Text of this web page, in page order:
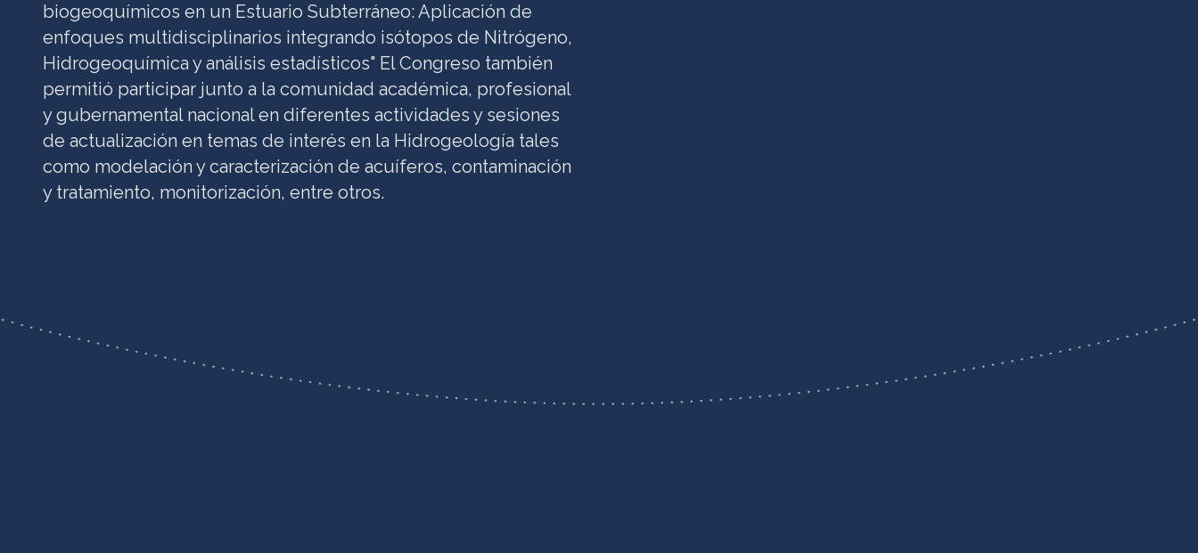
biogeoquímicos en un Estuario Subterráneo: Aplicación de
enfoques multidisciplinarios integrando isótopos de Nitrógeno,
Hidrogeoquímica y análisis estadísticos" El Congreso también
permitió participar junto a la comunidad académica, profesional
y gubernamental nacional en diferentes actividades y sesiones
de actualización en temas de interés en la Hidrogeología tales
como modelación y caracterización de acuíferos, contaminación
y tratamiento, monitorización, entre otros.